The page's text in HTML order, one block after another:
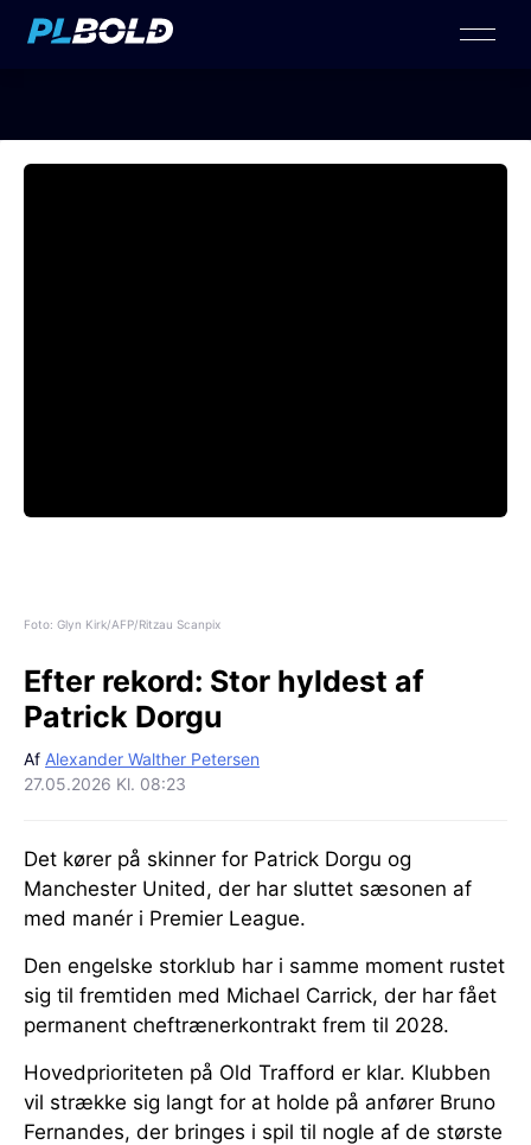
Foto: Glyn Kirk/AFP/Ritzau Scanpix
Efter rekord: Stor hyldest af
Patrick Dorgu
Af Alexander Walther Petersen
27.05.2026 Kl. 08:23
Det kører på skinner for Patrick Dorgu og
Manchester United, der har sluttet sæsonen af
med manér i Premier League.
Den engelske storklub har i samme moment rustet
sig til fremtiden med Michael Carrick, der har fået
permanent cheftrænerkontrakt frem til 2028.
Hovedprioriteten på Old Trafford er klar. Klubben
vil strække sig langt for at holde på anfører Bruno
Fernandes, der bringes i spil til nogle af de største